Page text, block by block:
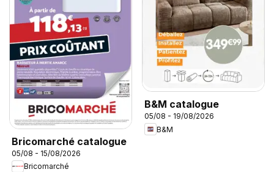
Bricomarché catalogue
05/08 - 15/08/2026
Bricomarché
B&M catalogue
05/08 - 19/08/2026
B&M